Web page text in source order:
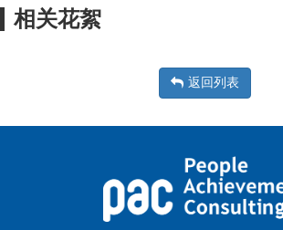
相关花絮
返回列表